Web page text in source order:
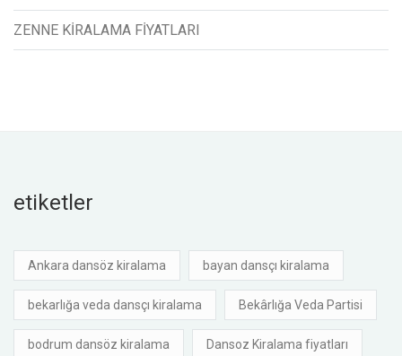
ZENNE KİRALAMA FİYATLARI
etiketler
Ankara dansöz kiralama bayan dansçı kiralama
bekarlığa veda dansçı kiralama Bekârlığa Veda Partisi
bodrum dansöz kiralama Dansoz Kiralama fiyatları